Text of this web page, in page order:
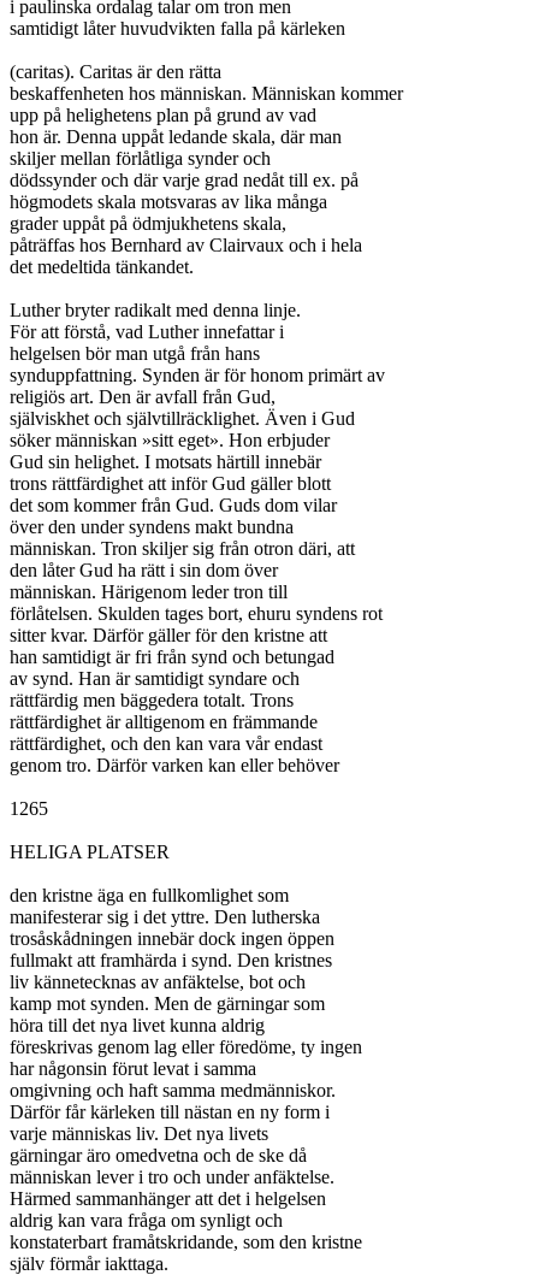
i paulinska ordalag talar om tron men
samtidigt låter huvudvikten falla på kärleken
(caritas). Caritas är den rätta
beskaffenheten hos människan. Människan kommer
upp på helighetens plan på grund av vad
hon är. Denna uppåt ledande skala, där man
skiljer mellan förlåtliga synder och
dödssynder och där varje grad nedåt till ex. på
högmodets skala motsvaras av lika många
grader uppåt på ödmjukhetens skala,
påträffas hos Bernhard av Clairvaux och i hela
det medeltida tänkandet.
Luther bryter radikalt med denna linje.
För att förstå, vad Luther innefattar i
helgelsen bör man utgå från hans
synduppfattning. Synden är för honom primärt av
religiös art. Den är avfall från Gud,
själviskhet och självtillräcklighet. Även i Gud
söker människan »sitt eget». Hon erbjuder
Gud sin helighet. I motsats härtill innebär
trons rättfärdighet att inför Gud gäller blott
det som kommer från Gud. Guds dom vilar
över den under syndens makt bundna
människan. Tron skiljer sig från otron däri, att
den låter Gud ha rätt i sin dom över
människan. Härigenom leder tron till
förlåtelsen. Skulden tages bort, ehuru syndens rot
sitter kvar. Därför gäller för den kristne att
han samtidigt är fri från synd och betungad
av synd. Han är samtidigt syndare och
rättfärdig men bäggedera totalt. Trons
rättfärdighet är alltigenom en främmande
rättfärdighet, och den kan vara vår endast
genom tro. Därför varken kan eller behöver
1265
HELIGA PLATSER
den kristne äga en fullkomlighet som
manifesterar sig i det yttre. Den lutherska
trosåskådningen innebär dock ingen öppen
fullmakt att framhärda i synd. Den kristnes
liv kännetecknas av anfäktelse, bot och
kamp mot synden. Men de gärningar som
höra till det nya livet kunna aldrig
föreskrivas genom lag eller föredöme, ty ingen
har någonsin förut levat i samma
omgivning och haft samma medmänniskor.
Därför får kärleken till nästan en ny form i
varje människas liv. Det nya livets
gärningar äro omedvetna och de ske då
människan lever i tro och under anfäktelse.
Härmed sammanhänger att det i helgelsen
aldrig kan vara fråga om synligt och
konstaterbart framåtskridande, som den kristne
själv förmår iakttaga.